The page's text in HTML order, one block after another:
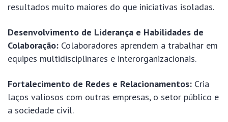
resultados muito maiores do que iniciativas isoladas.
Desenvolvimento de Liderança e Habilidades de
Colaboração: Colaboradores aprendem a trabalhar em
equipes multidisciplinares e interorganizacionais.
Fortalecimento de Redes e Relacionamentos: Cria
laços valiosos com outras empresas, o setor público e
a sociedade civil.